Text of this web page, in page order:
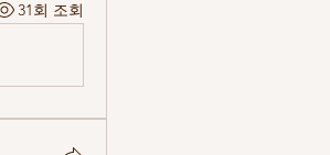
31회 조회